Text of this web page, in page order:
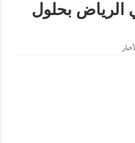
الرياض بحلول